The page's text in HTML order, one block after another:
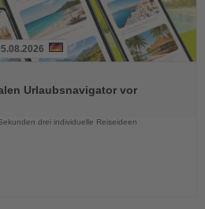
Urlaubsnavigator vor
drei individuelle Reiseideen